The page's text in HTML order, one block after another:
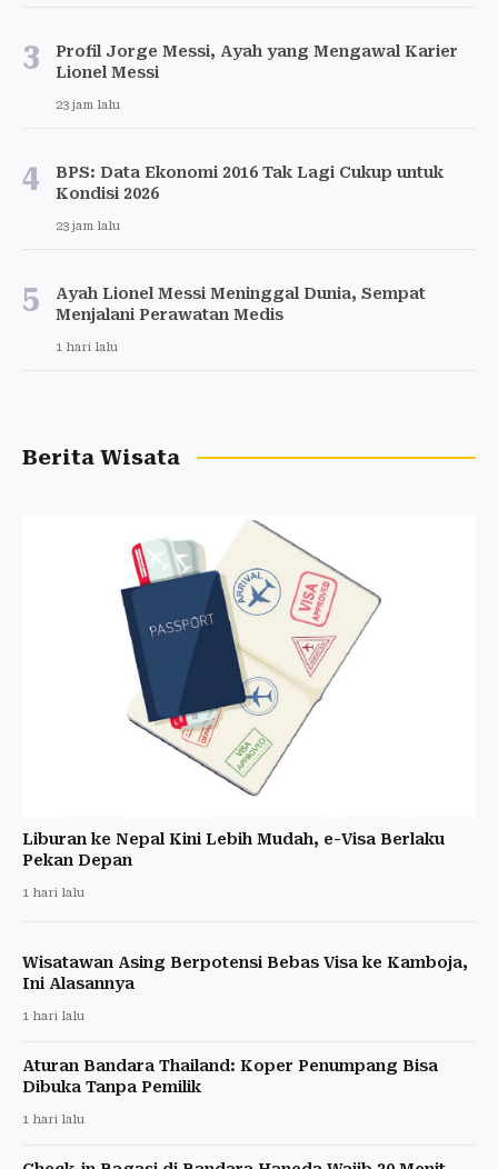
3
Profil Jorge Messi, Ayah yang Mengawal Karier
Lionel Messi
23 jam lalu
4
BPS: Data Ekonomi 2016 Tak Lagi Cukup untuk
Kondisi 2026
23 jam lalu
5
Ayah Lionel Messi Meninggal Dunia, Sempat
Menjalani Perawatan Medis
1 hari lalu
Berita Wisata
Liburan ke Nepal Kini Lebih Mudah, e-Visa Berlaku
Pekan Depan
1 hari lalu
Wisatawan Asing Berpotensi Bebas Visa ke Kamboja,
Ini Alasannya
1 hari lalu
Aturan Bandara Thailand: Koper Penumpang Bisa
Dibuka Tanpa Pemilik
1 hari lalu